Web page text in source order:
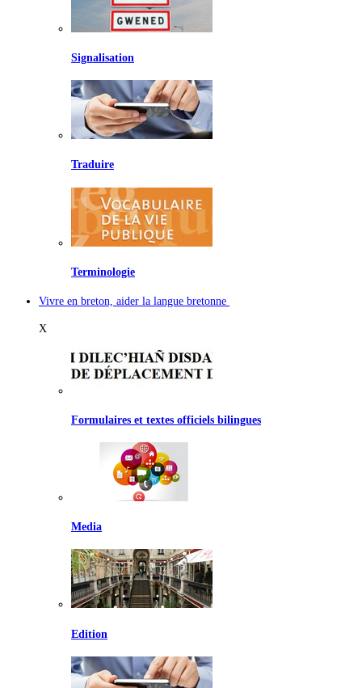
Signalisation
Traduire
Terminologie
Vivre en breton, aider la langue bretonne
X
Formulaires et textes officiels bilingues
Media
Edition